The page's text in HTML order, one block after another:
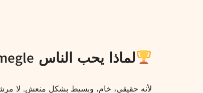
لماذا يحب الناس Omegle؟
لأنه حقيقي، خام، وبسيط بشكل منعش. لا